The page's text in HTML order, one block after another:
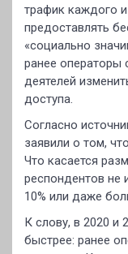
трафик каждого
предоставлять
«социально
ранее операторы
деятелей
доступа.
Согласно
заявили о том,
Что касается
респондентов не
10% или даже
К слову, в 2020 и
быстрее: ранее